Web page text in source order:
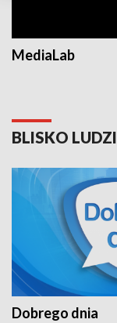
MediaLab
BLISKO LUDZI
Dobrego dnia